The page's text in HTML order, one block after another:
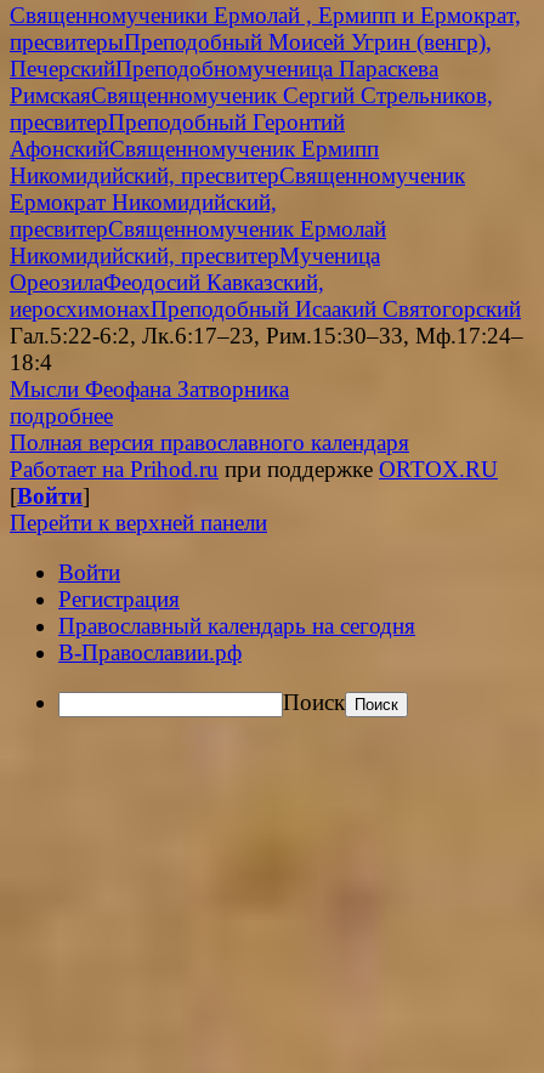
Священномученики Ермолай , Ермипп и Ермократ,
пресвитерыПреподобный Моисей Угрин (венгр),
ПечерскийПреподобномученица Параскева
РимскаяСвященномученик Сергий Стрельников,
пресвитерПреподобный Геронтий
АфонскийСвященномученик Ермипп
Никомидийский, пресвитерСвященномученик
Ермократ Никомидийский,
пресвитерСвященномученик Ермолай
Никомидийский, пресвитерМученица
ОреозилаФеодосий Кавказский,
иеросхимонахПреподобный Исаакий Святогорский
Гал.5:22-6:2, Лк.6:17–23, Рим.15:30–33, Мф.17:24–
18:4
Мысли Феофана Затворника
подробнее
Полная версия православного календаря
Работает на Prihod.ru при поддержке ORTOX.RU
[Войти]
Перейти к верхней панели
Войти
Регистрация
Православный календарь на сегодня
В-Православии.рф
Поиск